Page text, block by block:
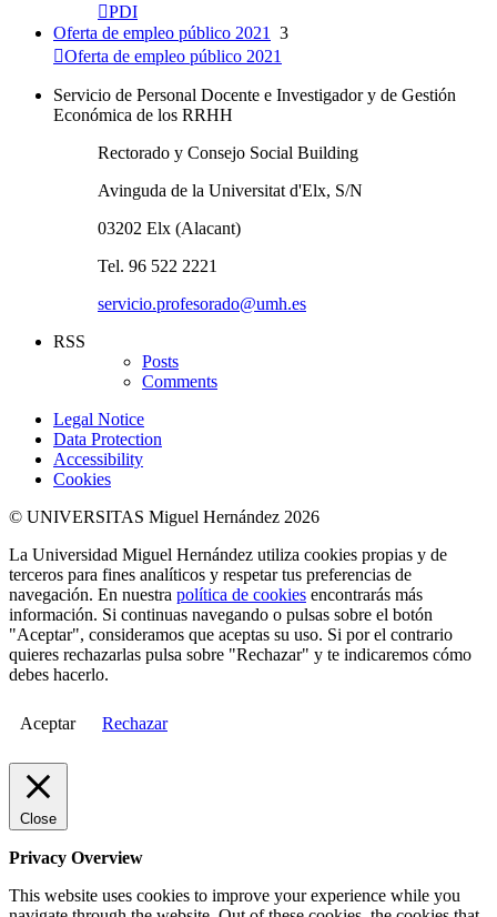
PDI
Oferta de empleo público 2021
3
Oferta de empleo público 2021
Servicio de Personal Docente e Investigador y de Gestión
Económica de los RRHH
Rectorado y Consejo Social Building
Avinguda de la Universitat d'Elx, S/N
03202 Elx (Alacant)
Tel. 96 522 2221
servicio.profesorado@umh.es
RSS
Posts
Comments
Legal Notice
Data Protection
Accessibility
Cookies
© UNIVERSITAS Miguel Hernández 2026
La Universidad Miguel Hernández utiliza cookies propias y de
terceros para fines analíticos y respetar tus preferencias de
navegación. En nuestra política de cookies encontrarás más
información. Si continuas navegando o pulsas sobre el botón
"Aceptar", consideramos que aceptas su uso. Si por el contrario
quieres rechazarlas pulsa sobre "Rechazar" y te indicaremos cómo
debes hacerlo.
Aceptar Rechazar
Close
Privacy Overview
This website uses cookies to improve your experience while you